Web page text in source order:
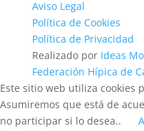
Aviso Legal
Política de Cookies
Política de Privacidad
Realizado por Ideas
Federación Hípica de
Este sitio web utiliza cookies
Asumiremos que está de
no participar si lo desea..